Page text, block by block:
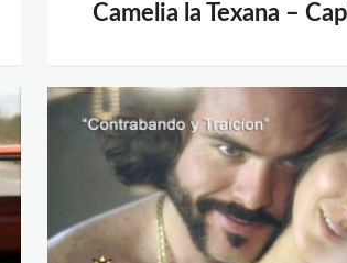
Camelia la Texana –